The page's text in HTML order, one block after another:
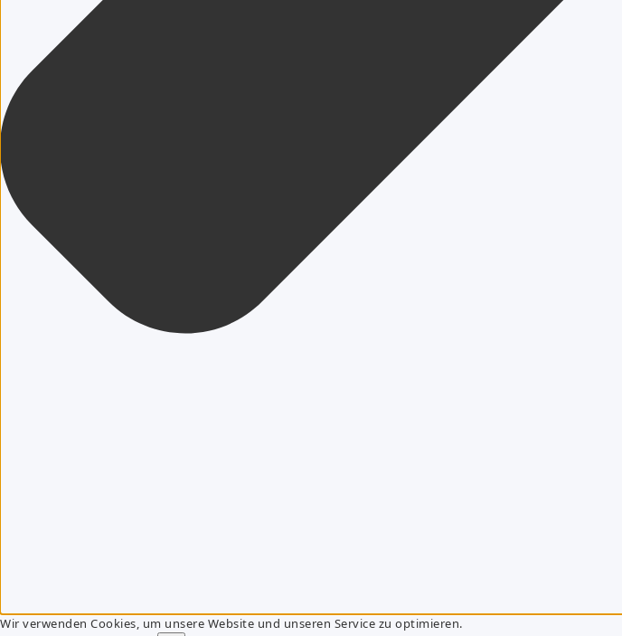
Wir verwenden Cookies, um unsere Website und unseren Service zu optimieren.